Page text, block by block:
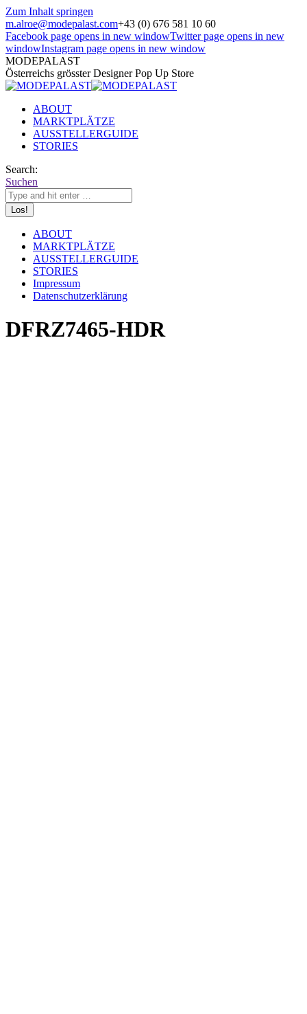
Zum Inhalt springen
m.alroe@modepalast.com+43 (0) 676 581 10 60
Facebook page opens in new windowTwitter page opens in new
windowInstagram page opens in new window
MODEPALAST
Österreichs grösster Designer Pop Up Store
ABOUT
MARKTPLÄTZE
AUSSTELLERGUIDE
STORIES
Search:
Suchen
ABOUT
MARKTPLÄTZE
AUSSTELLERGUIDE
STORIES
Impressum
Datenschutzerklärung
DFRZ7465-HDR